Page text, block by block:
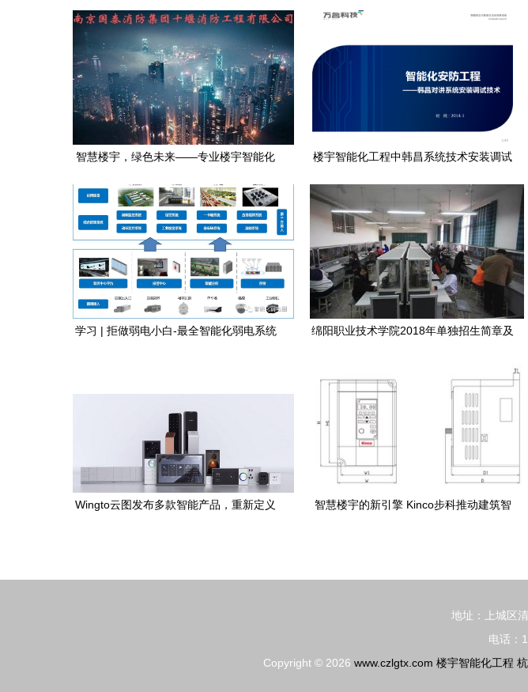
智慧楼宇，绿色未来——专业楼宇智能化
楼宇智能化工程中韩昌系统技术安装调试
学习 | 拒做弱电小白-最全智能化弱电系统
绵阳职业技术学院2018年单独招生简章及
Wingto云图发布多款智能产品，重新定义
智慧楼宇的新引擎 Kinco步科推动建筑智
地址：上城区
电话：
Copyright © 2026 www.czlgtx.com 楼宇智能化工程